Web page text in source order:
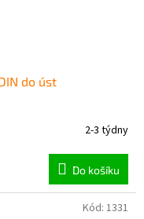
do úst
2-3 týdny
Do košíku
Kód: 1331